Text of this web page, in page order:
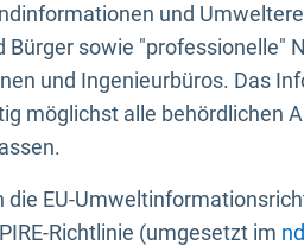
und
sowie "professionelle"
und Ingenieurbüros. Das
möglichst alle behördlichen
die EU-
Richtlinie (umgesetzt im